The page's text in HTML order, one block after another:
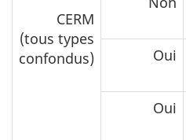
CERM
(tous types
confondus)
Oui
Oui